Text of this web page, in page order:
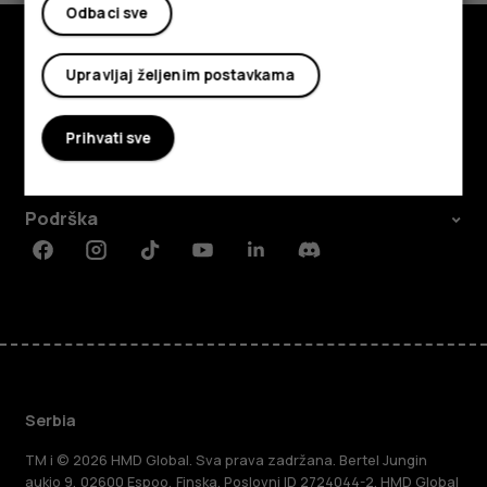
Istražite
O kompaniji
Podrška
FacebookInstagramTiktokYoutubeLinkedinDiscord
Serbia
TM i © 2026 HMD Global. Sva prava zadržana. Bertel Jungin
aukio 9, 02600 Espoo, Finska. Poslovni ID 2724044-2. HMD Global
Odbaci sve
Upravljaj željenim postavkama
Prihvati sve